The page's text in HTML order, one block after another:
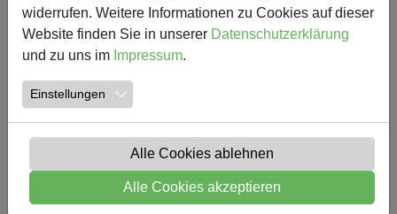
widerrufen. Weitere Informationen zu Cookies auf dieser
Website finden Sie in unserer Datenschutzerklärung
und zu uns im Impressum.
Einstellungen
Alle Cookies ablehnen
Alle Cookies akzeptieren